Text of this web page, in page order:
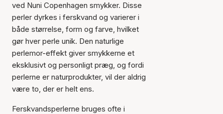
ved Nuni Copenhagen smykker. Disse
perler dyrkes i ferskvand og varierer i
både størrelse, form og farve, hvilket
gør hver perle unik. Den naturlige
perlemor-effekt giver smykkerne et
eksklusivt og personligt præg, og fordi
perlerne er naturprodukter, vil der aldrig
være to, der er helt ens.
Ferskvandsperlerne bruges ofte i